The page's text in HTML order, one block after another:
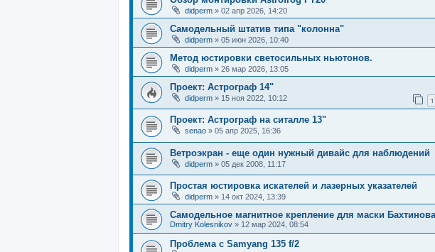
didperm » 02 апр 2026, 14:20
Самодельный штатив типа "колонна"
didperm » 05 июн 2026, 10:40
Метод юстировки светосильных ньютонов.
didperm » 26 мар 2026, 13:05
Проект: Астрограф 14"
didperm » 15 ноя 2022, 10:12 1
Проект: Астрограф на ситалле 13"
senao » 05 апр 2025, 16:36
Ветроэкран - еще один нужный дивайс для наблюдений
didperm » 05 дек 2008, 11:17
Простая юстировка искателей и лазерных указателей
didperm » 14 окт 2024, 13:39
Самодельное магнитное крепление для маски
Dmitry Kolesnikov » 12 мар 2024, 08:54
Проблема с Samyang 135 f/2